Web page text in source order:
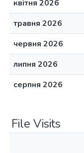
квітня 2026
травня 2026
червня 2026
липня 2026
серпня 2026
File Visits